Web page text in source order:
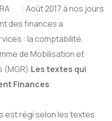
: Août 2017 à nos jours
des finances a
: la comptabilité,
de Mobilisation et
(MGR).Les textes qui
Finances
est régi selon les textes